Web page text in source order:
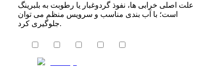
علت اصلی خرابی ها، نفوذ گردوغبار یا رطوبت به بلبرینگ
است؛ با آب بندی مناسب و سرویس منظم می توان
جلوگیری کرد.